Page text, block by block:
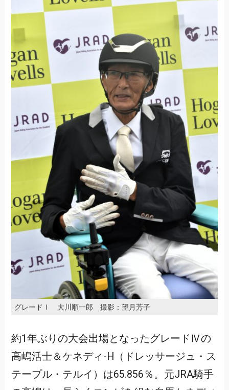
グレードⅠ 大川順一郎 撮影：望月芳子
約1年ぶりの大会出場となったグレードⅣの
高嶋活士＆ケネディ-H（ドレッサージュ・ス
テープル・テルイ）は65.856％。元JRA騎手